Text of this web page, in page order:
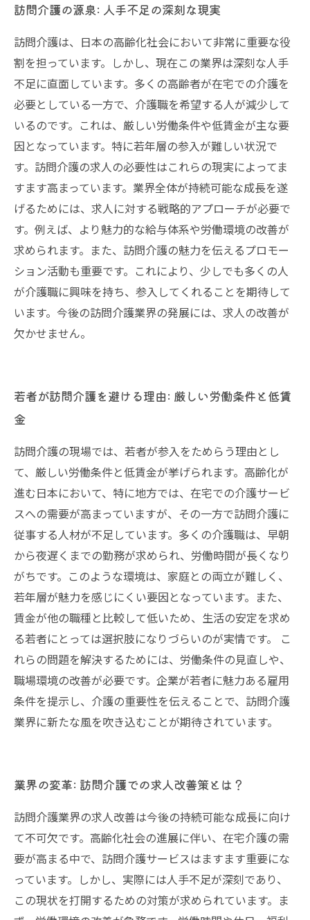
訪問介護の源泉: 人手不足の深刻な現実
訪問介護は、日本の高齢化社会において非常に重要な役
割を担っています。しかし、現在この業界は深刻な人手
不足に直面しています。多くの高齢者が在宅での介護を
必要としている一方で、介護職を希望する人が減少して
いるのです。これは、厳しい労働条件や低賃金が主な要
因となっています。特に若年層の参入が難しい状況で
す。訪問介護の求人の必要性はこれらの現実によってま
すます高まっています。業界全体が持続可能な成長を遂
げるためには、求人に対する戦略的アプローチが必要で
す。例えば、より魅力的な給与体系や労働環境の改善が
求められます。また、訪問介護の魅力を伝えるプロモー
ション活動も重要です。これにより、少しでも多くの人
が介護職に興味を持ち、参入してくれることを期待して
います。今後の訪問介護業界の発展には、求人の改善が
欠かせません。
若者が訪問介護を避ける理由: 厳しい労働条件と低賃
金
訪問介護の現場では、若者が参入をためらう理由とし
て、厳しい労働条件と低賃金が挙げられます。高齢化が
進む日本において、特に地方では、在宅での介護サービ
スへの需要が高まっていますが、その一方で訪問介護に
従事する人材が不足しています。多くの介護職は、早朝
から夜遅くまでの勤務が求められ、労働時間が長くなり
がちです。このような環境は、家庭との両立が難しく、
若年層が魅力を感じにくい要因となっています。また、
賃金が他の職種と比較して低いため、生活の安定を求め
る若者にとっては選択肢になりづらいのが実情です。 こ
れらの問題を解決するためには、労働条件の見直しや、
職場環境の改善が必要です。企業が若者に魅力ある雇用
条件を提示し、介護の重要性を伝えることで、訪問介護
業界に新たな風を吹き込むことが期待されています。
業界の変革: 訪問介護での求人改善策とは？
訪問介護業界の求人改善は今後の持続可能な成長に向け
て不可欠です。高齢化社会の進展に伴い、在宅介護の需
要が高まる中で、訪問介護サービスはますます重要にな
っています。しかし、実際には人手不足が深刻であり、
この現状を打開するための対策が求められています。ま